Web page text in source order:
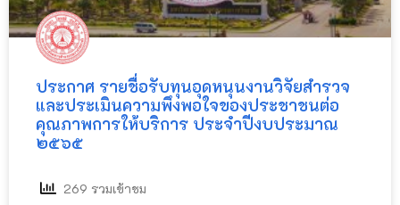
ประกาศ รายชื่อรับทุนอุดหนุนงานวิจัยสํารวจ
และประเมินความพึงพอใจของประชาชนต่อ
คุณภาพการให้บริการ ประจําปีงบประมาณ
๒๕๖๕
269 รวมเข้าชม